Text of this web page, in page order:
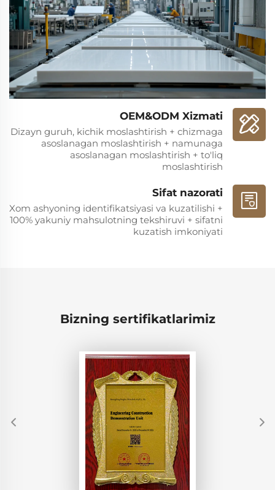
Global ko'rinish, xizmat birinchi
Bizning yaratmalarimiz dunyo bo'ylab nufuzli
mehmonxonalar, lyuks uy-joylar, asosiy do'konlar va san'at
institutlarida namoyish etilgan. Siz qayerda bo'lmasangiz
ham, MARBLEXPERT jamoasi kontseptsiya dizaynidan
boshlab material tanlash, ishlab chiqarish va o'rnatishgacha
barcha xizmatlarni bitta chekda taqdim etadi.
Fengxui Stone Industry va MARBLEXPERT ni tanlash —
gavjum bo'lmagan lyuks va abadiy san'at merosini qabul
OEM&ODM Xizmati
Dizayn guruh, kichik moslashtirish + chizmaga
asoslanagan moslashtirish + namunaga
asoslanagan moslashtirish + to'liq
moslashtirish
Sifat nazorati
Xom ashyoning identifikatsiyasi va kuzatilishi +
100% yakuniy mahsulotning tekshiruvi + sifatni
kuzatish imkoniyati
Bizning sertifikatlarimiz